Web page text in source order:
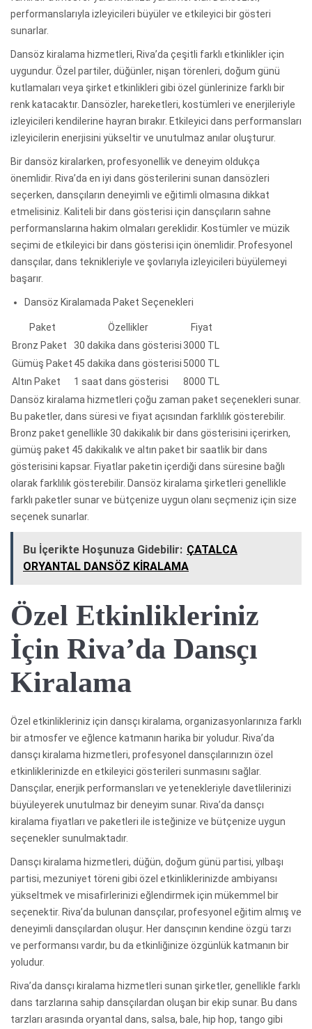
performanslarıyla izleyicileri büyüler ve etkileyici bir gösteri
sunarlar.
Dansöz kiralama hizmetleri, Riva’da çeşitli farklı etkinlikler için
uygundur. Özel partiler, düğünler, nişan törenleri, doğum günü
kutlamaları veya şirket etkinlikleri gibi özel günlerinize farklı bir
renk katacaktır. Dansözler, hareketleri, kostümleri ve enerjileriyle
izleyicileri kendilerine hayran bırakır. Etkileyici dans performansları
izleyicilerin enerjisini yükseltir ve unutulmaz anılar oluşturur.
Bir dansöz kiralarken, profesyonellik ve deneyim oldukça
önemlidir. Riva’da en iyi dans gösterilerini sunan dansözleri
seçerken, dansçıların deneyimli ve eğitimli olmasına dikkat
etmelisiniz. Kaliteli bir dans gösterisi için dansçıların sahne
performanslarına hakim olmaları gereklidir. Kostümler ve müzik
seçimi de etkileyici bir dans gösterisi için önemlidir. Profesyonel
dansçılar, dans teknikleriyle ve şovlarıyla izleyicileri büyülemeyi
başarır.
Dansöz Kiralamada Paket Seçenekleri
Paket Özellikler
Fiyat
Bronz Paket
30 dakika dans gösterisi 3000 TL
Gümüş Paket 45 dakika dans gösterisi 5000 TL
Altın Paket
1 saat dans gösterisi
8000 TL
Dansöz kiralama hizmetleri çoğu zaman paket seçenekleri sunar.
Bu paketler, dans süresi ve fiyat açısından farklılık gösterebilir.
Bronz paket genellikle 30 dakikalık bir dans gösterisini içerirken,
gümüş paket 45 dakikalık ve altın paket bir saatlik bir dans
gösterisini kapsar. Fiyatlar paketin içerdiği dans süresine bağlı
olarak farklılık gösterebilir. Dansöz kiralama şirketleri genellikle
farklı paketler sunar ve bütçenize uygun olanı seçmeniz için size
seçenek sunarlar.
Bu İçerikte Hoşunuza Gidebilir: ÇATALCA
ORYANTAL DANSÖZ KİRALAMA
Özel Etkinlikleriniz
İçin Riva’da Dansçı
Kiralama
Özel etkinlikleriniz için dansçı kiralama, organizasyonlarınıza farklı
bir atmosfer ve eğlence katmanın harika bir yoludur. Riva’da
dansçı kiralama hizmetleri, profesyonel dansçılarınızın özel
etkinliklerinizde en etkileyici gösterileri sunmasını sağlar.
Dansçılar, enerjik performansları ve yetenekleriyle davetlilerinizi
büyüleyerek unutulmaz bir deneyim sunar. Riva’da dansçı
kiralama fiyatları ve paketleri ile isteğinize ve bütçenize uygun
seçenekler sunulmaktadır.
Dansçı kiralama hizmetleri, düğün, doğum günü partisi, yılbaşı
partisi, mezuniyet töreni gibi özel etkinliklerinizde ambiyansı
yükseltmek ve misafirlerinizi eğlendirmek için mükemmel bir
seçenektir. Riva’da bulunan dansçılar, profesyonel eğitim almış ve
deneyimli dansçılardan oluşur. Her dansçının kendine özgü tarzı
ve performansı vardır, bu da etkinliğinize özgünlük katmanın bir
yoludur.
Riva’da dansçı kiralama hizmetleri sunan şirketler, genellikle farklı
dans tarzlarına sahip dansçılardan oluşan bir ekip sunar. Bu dans
tarzları arasında oryantal dans, salsa, bale, hip hop, tango gibi